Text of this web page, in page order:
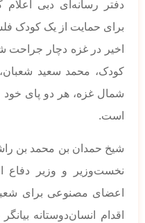
دفتر رسانه‌ای دبی
برای حمایت از یک کودک
اخیر در غزه دچار
کودک، محمد سعید
شمال غزه، هر دو پای
است.
شیخ حمدان بن محمد بن
نخست‌وزیر و وزیر دفاع
اعضای مصنوعی برای
اقدام انسان‌دوستانه